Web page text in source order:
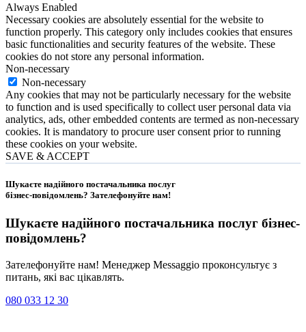
Always Enabled
Necessary cookies are absolutely essential for the website to
function properly. This category only includes cookies that ensures
basic functionalities and security features of the website. These
cookies do not store any personal information.
Non-necessary
Non-necessary
Any cookies that may not be particularly necessary for the website
to function and is used specifically to collect user personal data via
analytics, ads, other embedded contents are termed as non-necessary
cookies. It is mandatory to procure user consent prior to running
these cookies on your website.
SAVE & ACCEPT
Шукаєте надійного постачальника послуг
бізнес-повідомлень? Зателефонуйте нам!
Шукаєте надійного постачальника послуг бізнес-
повідомлень?
Зателефонуйте нам! Менеджер Messaggio проконсультує з
питань, які вас цікавлять.
080 033 12 30